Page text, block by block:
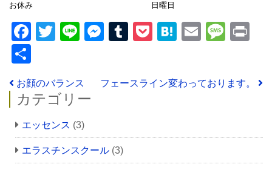
お休み 日曜日
Facebook
TwitterLineMessenger
Tumblr
Pocket
Hatena
Email
有
投稿ナビゲーション
お顔のバランス フェースライン変わっております。
カテゴリー
エッセンス (3)
エラスチンスクール (3)